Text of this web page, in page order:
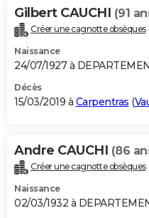
Gilbert CAUCHI (91
Créer une cagnotte obsèques
Naissance
24/07/1927 à
Décès
15/03/2019 à Carpentras (
Andre CAUCHI (86
Créer une cagnotte obsèques
Naissance
02/03/1932 à